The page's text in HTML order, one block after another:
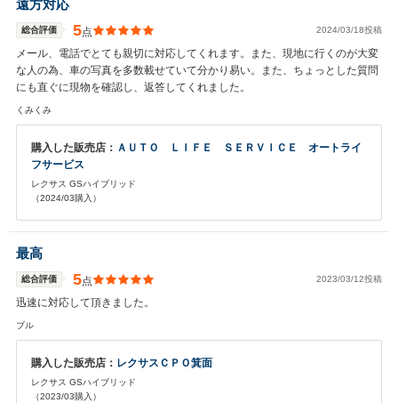
遠方対応
総合評価 5点 2024/03/18投稿
メール、電話でとても親切に対応してくれます。また、現地に行くのが大変
な人の為、車の写真を多数載せていて分かり易い。また、ちょっとした質問
にも直ぐに現物を確認し、返答してくれました。
くみくみ
購入した販売店： ＡＵＴＯ ＬＩＦＥ ＳＥＲＶＩＣＥ オートライ
フサービス
レクサス GSハイブリッド
（2024/03購入）
最高
総合評価 5点 2023/03/12投稿
迅速に対応して頂きました。
ブル
購入した販売店： レクサスＣＰＯ箕面
レクサス GSハイブリッド
（2023/03購入）